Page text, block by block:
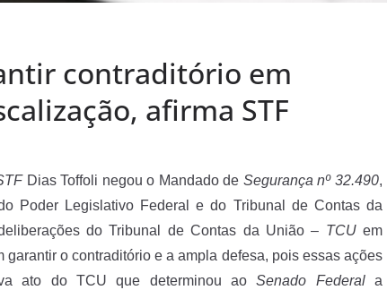
contraditório em
afirma STF
Dias Toffoli negou o Mandado de Segurança nº 32.490,
Poder Legislativo Federal e do Tribunal de Contas da
do Tribunal de Contas da União – TCUem
o contraditório e a ampla defesa, pois essas ações
ato do TCU que determinou aoSenado Federala